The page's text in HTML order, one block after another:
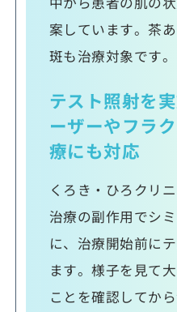
案しています。茶
斑も治療対象です。
テスト照射を
ーザーやフラ
療にも対応
くろき・ひろクリ
治療の副作用でシ
に、治療開始前に
ます。様子を見て
ことを確認してか